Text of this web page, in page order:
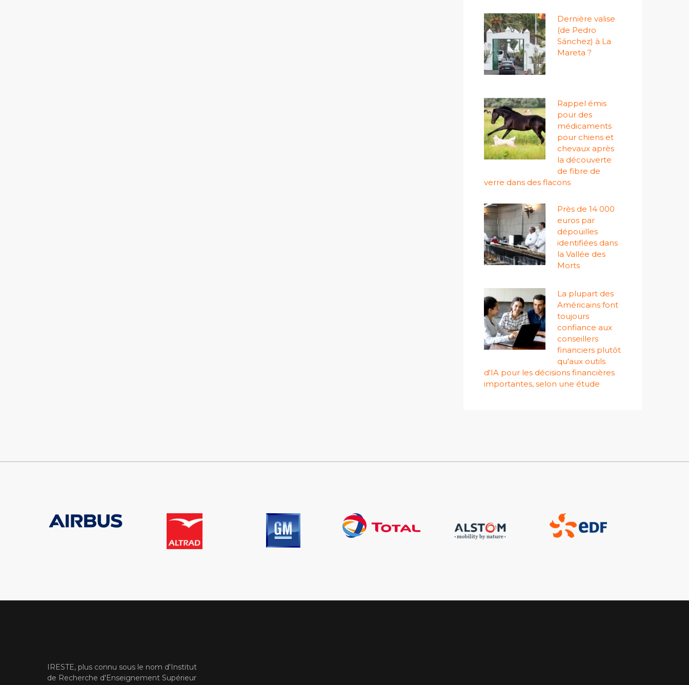
Dernière valise
(de Pedro
Sánchez) à La
Mareta ?
Rappel émis
pour des
médicaments
pour chiens et
chevaux après
la découverte
de fibre de
verre dans des flacons
Près de 14 000
euros par
dépouilles
identifiées dans
la Vallée des
Morts
La plupart des
Américains font
toujours
confiance aux
conseillers
financiers plutôt
qu'aux outils
d'IA pour les décisions financières
importantes, selon une étude
IRESTE, plus connu sous le nom d'Institut
de Recherche d'Enseignement Supérieur